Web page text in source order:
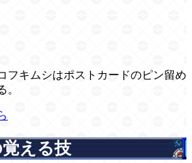
フキムシはポストカードのピン留め
。
える技